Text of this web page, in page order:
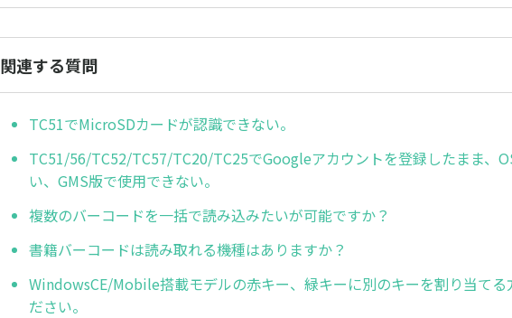
関連する質問
TC51でMicroSDカードが認識できない。
TC51/56/TC52/TC57/TC20/TC25でGoogleアカウントを登録したまま、
い、GMS版で使用できない。
複数のバーコードを一括で読み込みたいが可能ですか？
書籍バーコードは読み取れる機種はありますか？
WindowsCE/Mobile搭載モデルの赤キー、緑キーに別のキーを割り当てる
ださい。